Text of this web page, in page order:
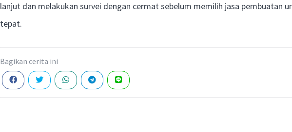
lanjut dan melakukan survei dengan cermat sebelum memilih jasa pembuatan
tepat.
Bagikan cerita ini